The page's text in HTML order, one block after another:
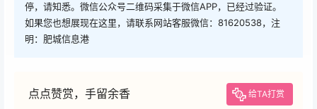
停，请知悉。微信公众号二维码采集于微信APP，已经过验证。
如果您也想展现在这里，请联系网站客服微信：81620538，注
明：肥城信息港
点点赞赏，手留余香 给TA打赏